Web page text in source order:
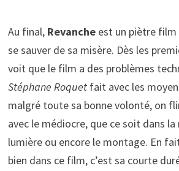
Au final, Revancheest un piètre film
se sauver de sa misère. Dès les
voit que le film a des problèmes
Stéphane Roquetfait avec les
malgré toute sa bonne volonté, on
avec le médiocre, que ce soit dans la
lumière ou encore le montage. En
bien dans ce film, c’est sa courte